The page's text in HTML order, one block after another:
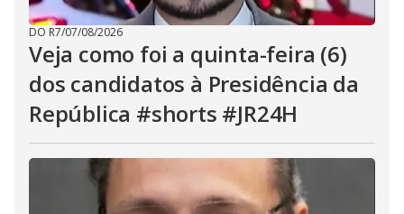
DO R7/07/08/2026
Veja como foi a quinta-feira (6)
dos candidatos à Presidência da
República #shorts #JR24H